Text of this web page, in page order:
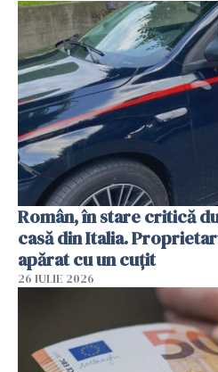
Român, în stare critică
casă din Italia.
apărat cu un cuțit
26 IULIE 2026